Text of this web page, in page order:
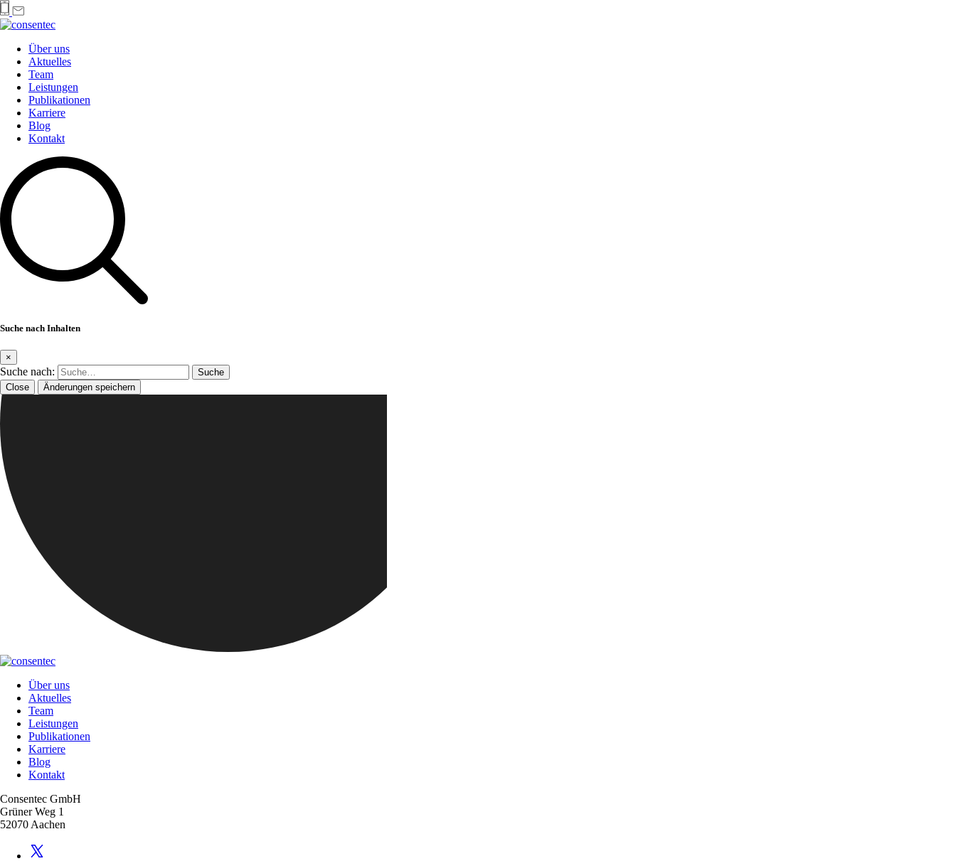
Über uns
Aktuelles
Team
Leistungen
Publikationen
Karriere
Blog
Kontakt
Suche nach Inhalten
×
Suche nach:
Close Änderungen speichern
Über uns
Aktuelles
Team
Leistungen
Publikationen
Karriere
Blog
Kontakt
Consentec GmbH
Grüner Weg 1
52070 Aachen